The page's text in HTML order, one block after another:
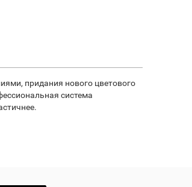
придания нового цветового
система